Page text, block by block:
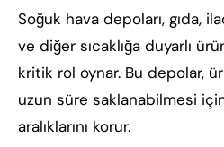
Soğuk hava depoları, gıda,
ve diğer sıcaklığa duyarlı
kritik rol oynar. Bu depolar,
uzun süre saklanabilmesi
aralıklarını korur.